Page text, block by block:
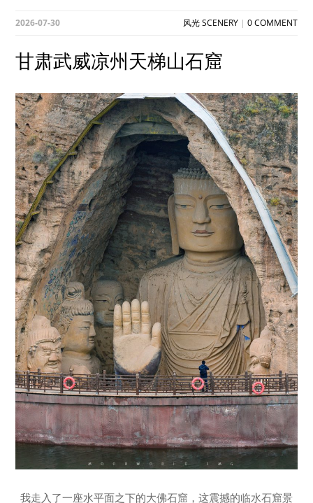
2026-07-30 风光 SCENERY| 0 COMMENT
甘肃武威凉州天梯山石窟
我走入了一座水平面之下的大佛石窟，这震撼的临水石窟景